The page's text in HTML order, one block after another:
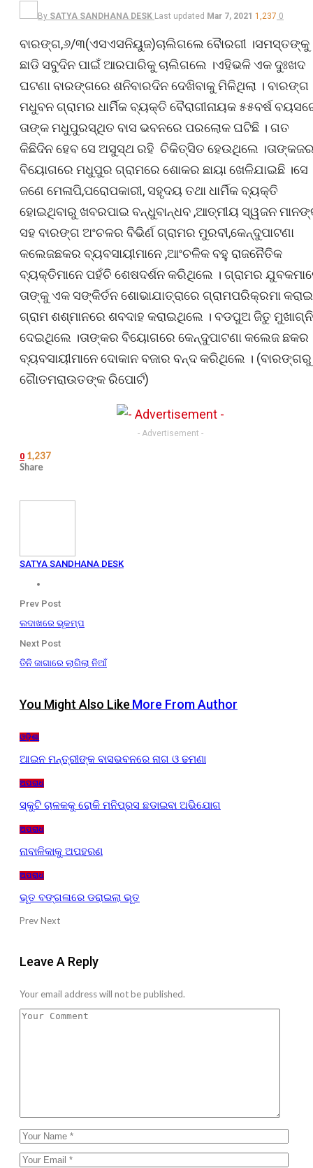
By SATYA SANDHANA DESK Last updated Mar 7, 2021 1,237 0
ବାରଙ୍ଗ,୬/୩(ଏସଏସନିୟୁଜ)ଚାଲିଗଲେ ବୈାରଗୀ ।ସମସ୍ତଙ୍କୁ
ଛାଡି ସବୁଦିନ ପାଇଁ ଆରପାରିକୁ ଚାଲିଗଲେ ।ଏହିଭଳି ଏକ ଦୁଃଖଦ
ଘଟଣା ବାରଙ୍ଗରେ ଶନିବାରଦିନ ଦେଖିବାକୁ ମିଳିଥିଲା । ବାରଙ୍ଗ
ମଧୁବନ ଗ୍ରାମର ଧାର୍ମିିକ ବ୍ୟକ୍ତି ବୈରାଗୀନାୟକ ୫୫ବର୍ଷ
ତାଙ୍କ ମଧୁପୁରସ୍ଥିତ ବାସ ଭବନରେ ପରଲୋକ ଘଟିଛି । ଗତ
କିଛିଦିନ ହେବ ସେ ଅସୁସ୍ଥ ରହି ଚିକିତ୍ସିତ ହେଉଥିଲେ
ବିୟୋଗରେ ମଧୁପୁର ଗ୍ରାମରେ ଶୋକର ଛାୟା ଖେଳିଯାଇଛି ।ସେ
ଜଣେ ମେଳାପି,ପରୋପକାରୀ, ସହୃଦୟ ତଥା ଧାର୍ମିକ ବ୍ୟକ୍ତି
ହୋଇଥିବାରୁ ଖବରପାଇ ବନ୍ଧୁବାନ୍ଧବ ,ଆତ୍ମୀୟ ସ୍ୱଜନ
ସହ ବାରଙ୍ଗ ଅଂଚଳର ବିଭିର୍ଣ ଗ୍ରାମର ମୁରବୀ,କେନ୍ଦୁପାଟଣା
କଲେଜଛକର ବ୍ୟବସାୟୀମାନେ ,ଆଂଚଳିକ ବହୁ ରାଜନୈତିକ
ବ୍ୟକ୍ତିମାନେ ପହଁଚି ଶେଷଦର୍ଶନ କରିଥିଲେ । ଗ୍ରାମର
ତାଙ୍କୁ ଏକ ସଙ୍କିର୍ତନ ଶୋଭାଯାତ୍ରାରେ ଗ୍ରାମପରିକ୍ରମା କରାଇ
ଗ୍ରାମ ଶଶ୍ମାନରେ ଶବଦାହ କରାଇଥିଲେ । ବଡପୁଅ ଜିତୁ ମୁଖାଗ୍ନି
ଦେଇଥିଲେ ।ତାଙ୍କର ବିୟୋଗରେ କେନ୍ଦୁପାଟଣା କଲେଜ ଛକର
ବ୍ୟବସାୟୀମାନେ ଦୋକାନ ବଜାର ବନ୍ଦ କରିଥିଲେ । (ବାରଙ୍ଗରୁ
ଗୈାତମରାଉତଙ୍କ ରିପୋର୍ଟ)
- Advertisement -
0 1,237
Share
SATYA SANDHANA DESK
Prev Post
ଲଦାଖରେ ଭୂକମ୍ପ
Next Post
ତିନି ଜାଗାରେ ଲାଗିଲା ନିଆଁ
You Might Also Like More From Author
ଓଡ଼ିଶା
ଆଇନ ମନ୍ତ୍ରୀଙ୍କ ବାସଭବନରେ ନାଗ ଓ ଢମଣା
ଅପରାଧ
ସ୍କୁଟି ଚାଳକକୁ ରୋକି ମନିପ୍ରସ ଛଡାଇବା ଅଭିଯୋଗ
ଅପରାଧ
ନାବାଳିକାକୁ ଅପହରଣ
ଅପରାଧ
ଭୂତ ବଙ୍ଗଳାରେ ଡରାଇଲା ଭୂତ
PrevNext
Leave A Reply
Your email address will not be published.